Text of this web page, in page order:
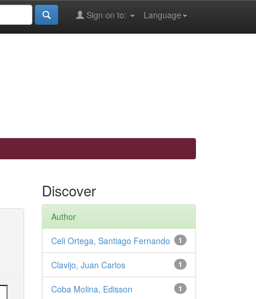
Language
Sign on to:
Discover
Author
1
Celi Ortega, Santiago Fernando
1
Clavijo, Juan Carlos
1
Coba Molina, Edisson